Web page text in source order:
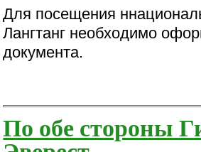
Для посещения
Лангтанг необходимо
документа.
По обе стороны